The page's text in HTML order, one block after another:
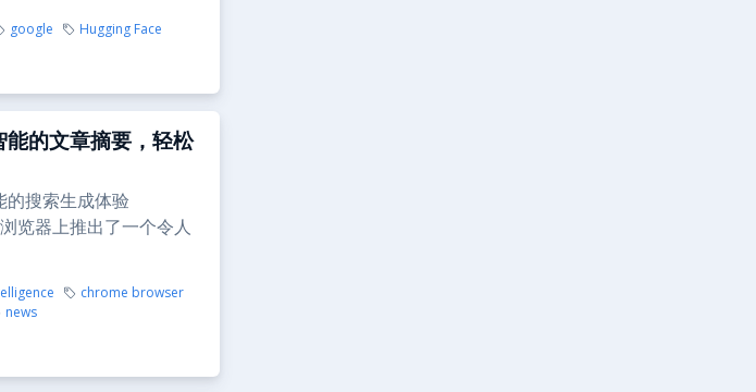
google
Hugging Face
的文章摘要，轻松
的搜索生成体验
览器上推出了一个令人
chrome browser
news